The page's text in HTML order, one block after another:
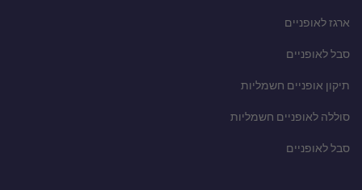
ארגז לאופניים
סבל לאופניים
תיקון אופניים חשמליות
סוללה לאופניים חשמליות
סבל לאופניים